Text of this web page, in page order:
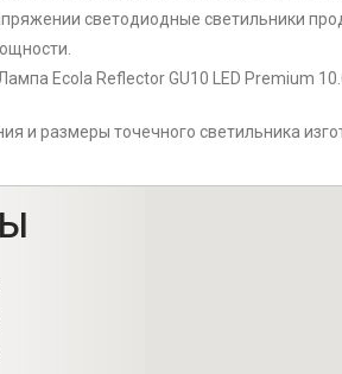
светодиодные светильники
Ecola Reflector GU10 LED Premium
и размеры точечного светильника